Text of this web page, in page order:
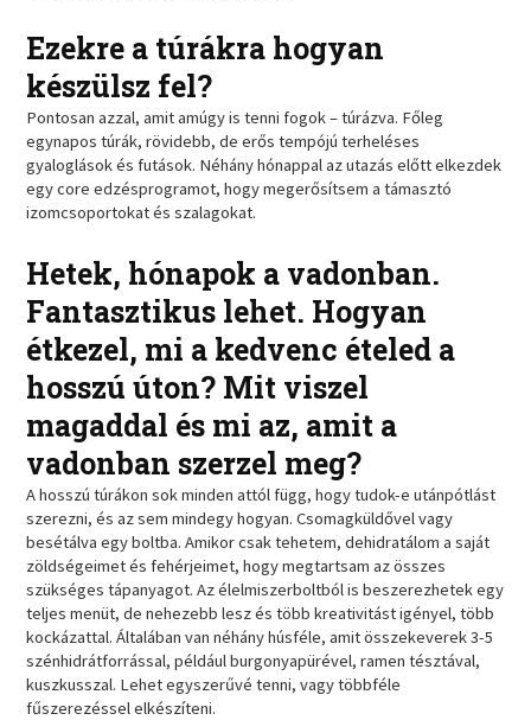
Ezekre a túrákra hogyan
készülsz fel?
Pontosan azzal, amit amúgy is tenni fogok – túrázva. Főleg
egynapos túrák, rövidebb, de erős tempójú terheléses
gyaloglások és futások. Néhány hónappal az utazás előtt elkezdek
egy core edzésprogramot, hogy megerősítsem a támasztó
izomcsoportokat és szalagokat.
Hetek, hónapok a vadonban.
Fantasztikus lehet. Hogyan
étkezel, mi a kedvenc ételed a
hosszú úton? Mit viszel
magaddal és mi az, amit a
vadonban szerzel meg?
A hosszú túrákon sok minden attól függ, hogy tudok-e utánpótlást
szerezni, és az sem mindegy hogyan. Csomagküldővel vagy
besétálva egy boltba. Amikor csak tehetem, dehidratálom a saját
zöldségeimet és fehérjeimet, hogy megtartsam az összes
szükséges tápanyagot. Az élelmiszerboltból is beszerezhetek egy
teljes menüt, de nehezebb lesz és több kreativitást igényel, több
kockázattal. Általában van néhány húsféle, amit összekeverek 3-5
szénhidrátforrással, például burgonyapürével, ramen tésztával,
kuszkusszal. Lehet egyszerűvé tenni, vagy többféle
fűszerezéssel elkészíteni.